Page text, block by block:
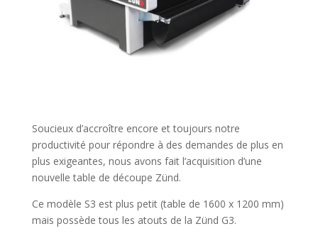
Soucieux d’accroître encore et toujours notre
productivité pour répondre à des demandes de plus en
plus exigeantes, nous avons fait l’acquisition d’une
nouvelle table de découpe Zünd.
Ce modèle S3 est plus petit (table de 1600 x 1200 mm)
mais possède tous les atouts de la Zünd G3.